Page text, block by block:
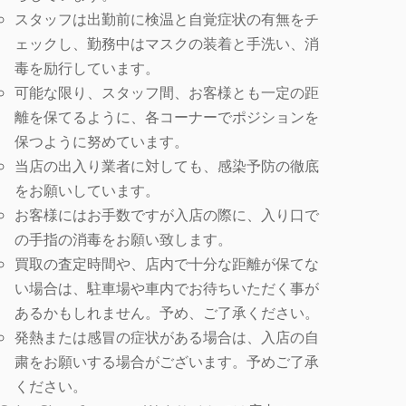
スタッフは出勤前に検温と自覚症状の有無をチ
ェックし、勤務中はマスクの装着と手洗い、消
毒を励行しています。
可能な限り、スタッフ間、お客様とも一定の距
離を保てるように、各コーナーでポジションを
保つように努めています。
当店の出入り業者に対しても、感染予防の徹底
をお願いしています。
お客様にはお手数ですが入店の際に、入り口で
の手指の消毒をお願い致します。
買取の査定時間や、店内で十分な距離が保てな
い場合は、駐車場や車内でお待ちいただく事が
あるかもしれません。予め、ご了承ください。
発熱または感冒の症状がある場合は、入店の自
粛をお願いする場合がございます。予めご了承
ください。